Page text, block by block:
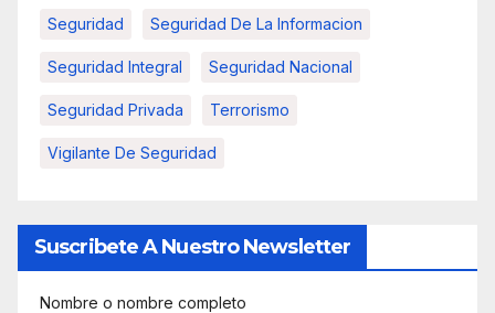
Seguridad Seguridad De La Informacion
Seguridad Integral Seguridad Nacional
Seguridad Privada Terrorismo
Vigilante De Seguridad
Suscribete A Nuestro Newsletter
Nombre o nombre completo